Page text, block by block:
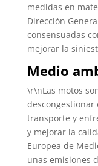
medidas en
Dirección
consensuadas
mejorar la
Medio
\r\nLas motos
descongestionar
transporte y
y mejorar la
Europea de
unas emisiones